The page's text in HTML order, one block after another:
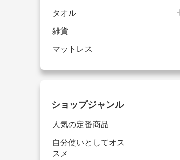
タオル
雑貨
マットレス
ショップジャンル
人気の定番商品
自分使いとしてオス
スメ